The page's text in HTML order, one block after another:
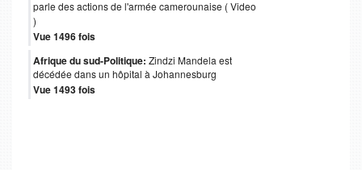
parle des actions de l'armée camerounaise ( Video
)
Vue 1496 fois
Afrique du sud-Politique: Zindzi Mandela est
décédée dans un hôpital à Johannesburg
Vue 1493 fois